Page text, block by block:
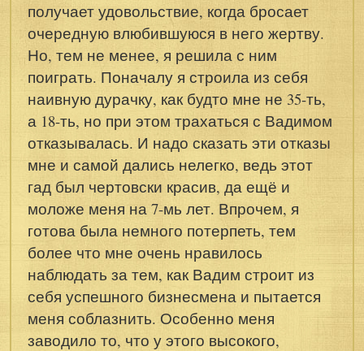
получает удовольствие, когда бросает
очередную влюбившуюся в него жертву.
Но, тем не менее, я решила с ним
поиграть. Поначалу я строила из себя
наивную дурачку, как будто мне не 35-ть,
а 18-ть, но при этом трахаться с Вадимом
отказывалась. И надо сказать эти отказы
мне и самой дались нелегко, ведь этот
гад был чертовски красив, да ещё и
моложе меня на 7-мь лет. Впрочем, я
готова была немного потерпеть, тем
более что мне очень нравилось
наблюдать за тем, как Вадим строит из
себя успешного бизнесмена и пытается
меня соблазнить. Особенно меня
заводило то, что у этого высокого,